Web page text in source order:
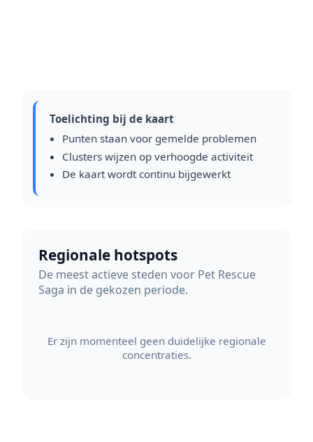
Toelichting bij de kaart
Punten staan voor gemelde problemen
Clusters wijzen op verhoogde activiteit
De kaart wordt continu bijgewerkt
Regionale hotspots
De meest actieve steden voor Pet Rescue
Saga in de gekozen periode.
Er zijn momenteel geen duidelijke regionale
concentraties.